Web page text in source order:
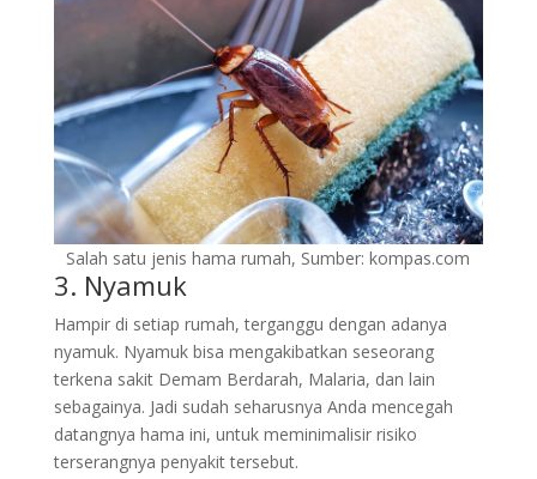
Salah satu jenis hama rumah, Sumber: kompas.com
3. Nyamuk
Hampir di setiap rumah, terganggu dengan adanya
nyamuk. Nyamuk bisa mengakibatkan seseorang
terkena sakit Demam Berdarah, Malaria, dan lain
sebagainya. Jadi sudah seharusnya Anda mencegah
datangnya hama ini, untuk meminimalisir risiko
terserangnya penyakit tersebut.